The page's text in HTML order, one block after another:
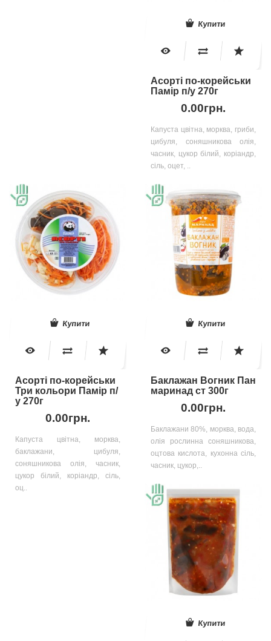
Купити
Асорті по-корейськи
Памір п/у 270г
0.00грн.
Капуста цвітна, морква, гриби,
цибуля, соняшникова олія,
часник, цукор білий, коріандр,
сіль, оцет, ..
Купити
Асорті по-корейськи
Три кольори Памір п/
у 270г
0.00грн.
Капуста цвітна, морква,
баклажани, цибуля,
соняшникова олія, часник,
цукор білий, коріандр, сіль,
оц..
Купити
Баклажан Вогник Пан
маринад ст 300г
0.00грн.
Баклажани 80%, морква, вода,
олія рослинна соняшникова,
оцтова кислота, кухонна сіль,
часник, цукор,..
Купити